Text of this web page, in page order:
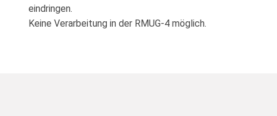
eindringen.
Keine Verarbeitung in der RMUG-4 möglich.